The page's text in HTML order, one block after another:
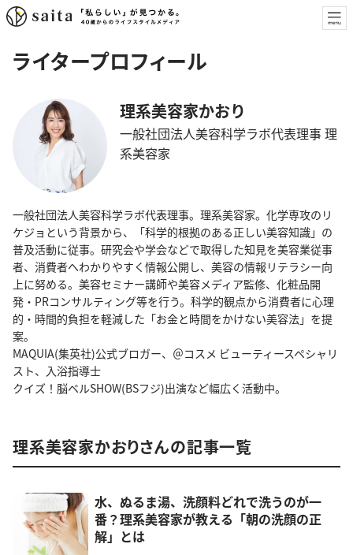
ライタープロフィール
理系美容家かおり
一般社団法人美容科学ラボ代表理事 理
系美容家
⼀般社団法⼈美容科学ラボ代表理事。理系美容家。化学専攻のリ
ケジョという背景から、「科学的根拠のある正しい美容知識」の
普及活動に従事。研究会や学会などで取得した知見を美容業従事
者、消費者へわかりやすく情報公開し、美容の情報リテラシー向
上に努める。美容セミナー講師や美容メディア監修、化粧品開
発・PRコンサルティング等を行う。科学的観点から消費者に心理
的・時間的負担を軽減した「お金と時間をかけない美容法」を提
案。
MAQUIA(集英社)公式ブロガー、＠コスメ ビューティースペシャリ
スト、入浴指導士
クイズ！脳ベルSHOW(BSフジ)出演など幅広く活動中。
理系美容家かおりさんの記事一覧
水、ぬるま湯、洗顔料どれで洗うのが一
番？理系美容家が教える「朝の洗顔の正
解」とは